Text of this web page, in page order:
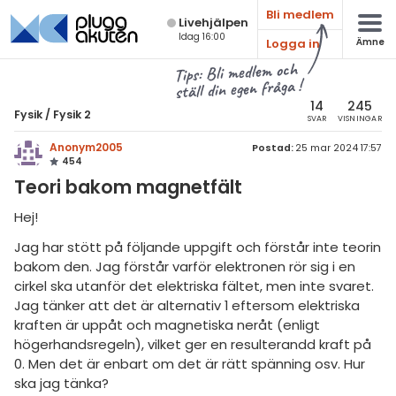
Live­hjälpen
Idag 16:00
Bli medlem
Logga in
Ämne
Tips: Bli medlem och
ställ din egen fråga !
Fysik / Fysik 2 14
SVAR
245
VISNINGAR
Anonym2005
454
Postad: 25 mar 2024 17:57
Teori bakom magnetfält
Hej!
Jag har stött på följande uppgift och förstår inte teorin
bakom den. Jag förstår varför elektronen rör sig i en
cirkel ska utanför det elektriska fältet, men inte svaret.
Jag tänker att det är alternativ 1 eftersom elektriska
kraften är uppåt och magnetiska neråt (enligt
högerhandsregeln), vilket ger en resulterandd kraft på
0. Men det är enbart om det är rätt spänning osv. Hur
ska jag tänka?
Alla ämnen
Fysik
Alla trådar
Universitet
MaFy (fysikdelen)
Allmänna diskussioner
Livehjälpen
& Bygg
språk